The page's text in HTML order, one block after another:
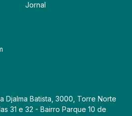
Jornal
Djalma Batista, 3000, Torre Norte
31 e 32 - Bairro Parque 10 de